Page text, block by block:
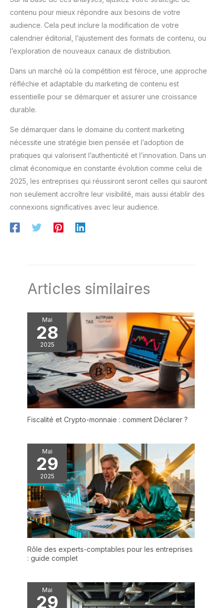
contenu pour mieux répondre aux besoins de votre
audience. Cela peut inclure la modification de votre
calendrier éditorial, l’ajustement des formats de contenu, ou
l’exploration de nouveaux canaux de distribution.
Dans un marché où la compétition est féroce, une approche
réfléchie et adaptable du marketing de contenu est
essentielle pour se démarquer et assurer une croissance
durable.
Se démarquer dans le domaine du content marketing
nécessite une stratégie bien pensée et l’adoption de
pratiques qui valorisent l’authenticité et l’innovation. Dans un
climat économique en constante évolution comme celui de
2025, les entreprises qui réussiront seront celles qui sauront
non seulement accroître leur visibilité, mais aussi établir des
connexions significatives avec leur audience.
Articles similaires
Mai
28
2025
Fiscalité et Crypto-monnaie : comment Déclarer ?
Mai
29
2025
Rôle des experts-comptables pour les entreprises
: guide complet
Mai
29